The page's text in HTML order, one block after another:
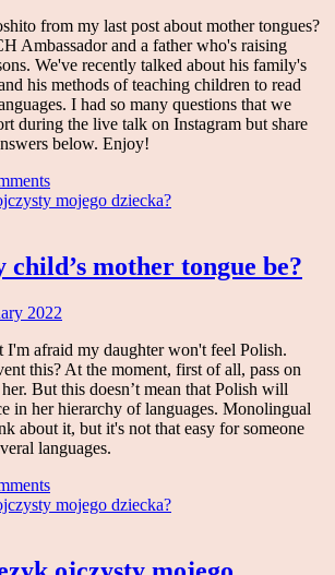
from my last post about mother tongues?
Ambassador and a father who's raising
We've recently talked about his family's
his methods of teaching children to read
I had so many questions that we
during the live talk on Instagram but share
below. Enjoy!
mother tongue be?
2022
I'm afraid my daughter won't feel Polish.
this? At the moment, first of all, pass on
But this doesn’t mean that Polish will
in her hierarchy of languages. Monolingual
about it, but it's not that easy for someone
languages.